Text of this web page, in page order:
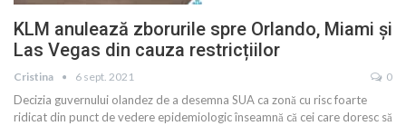
KLM anulează zborurile spre Orlando, Miami și
Las Vegas din cauza restricțiilor
Cristina 6 sept. 2021 0
Decizia guvernului olandez de a desemna SUA ca zonă cu risc foarte
ridicat din punct de vedere epidemiologic înseamnă că cei care doresc să